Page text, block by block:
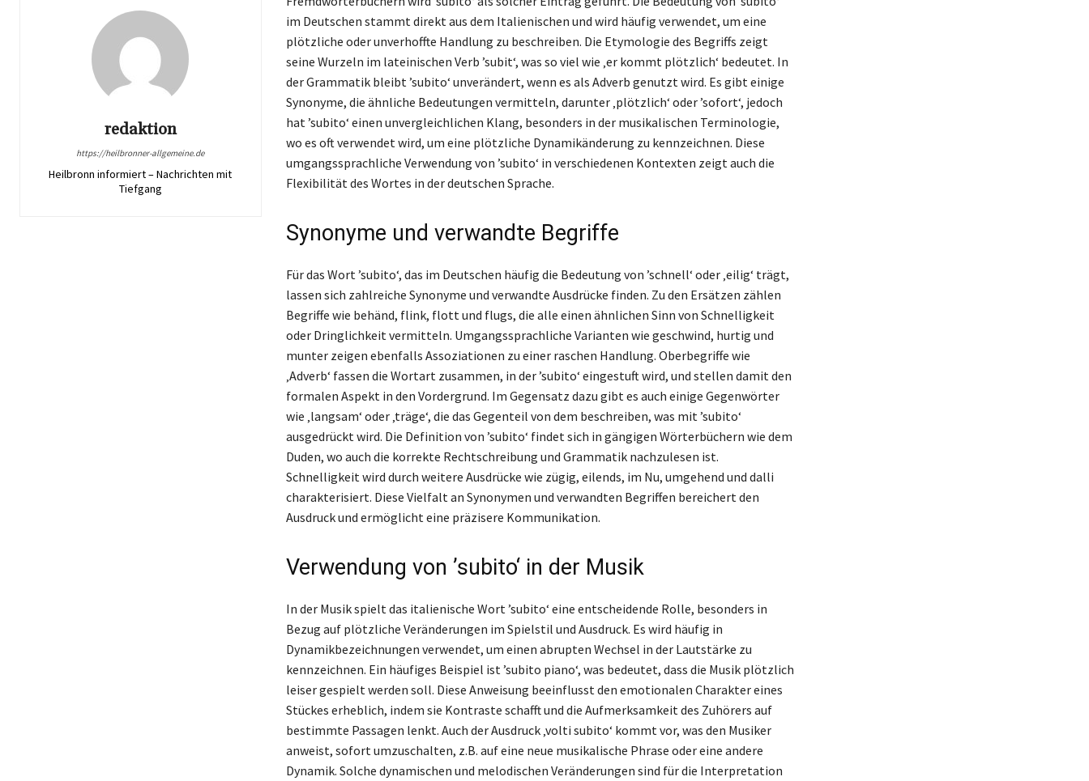
redaktion
https://heilbronner-allgemeine.de
Heilbronn informiert – Nachrichten mit
Tiefgang
im Deutschen stammt direkt aus dem Italienischen und wird häufig verwendet, um eine
plötzliche oder unverhoffte Handlung zu beschreiben. Die Etymologie des Begriffs zeigt
seine Wurzeln im lateinischen Verb ’subit‘, was so viel wie ‚er kommt plötzlich‘ bedeutet. In
der Grammatik bleibt ’subito‘ unverändert, wenn es als Adverb genutzt wird. Es gibt einige
Synonyme, die ähnliche Bedeutungen vermitteln, darunter ‚plötzlich‘ oder ’sofort‘, jedoch
hat ’subito‘ einen unvergleichlichen Klang, besonders in der musikalischen Terminologie,
wo es oft verwendet wird, um eine plötzliche Dynamikänderung zu kennzeichnen. Diese
umgangssprachliche Verwendung von ’subito‘ in verschiedenen Kontexten zeigt auch die
Flexibilität des Wortes in der deutschen Sprache.
Synonyme und verwandte Begriffe
Für das Wort ’subito‘, das im Deutschen häufig die Bedeutung von ’schnell‘ oder ‚eilig‘ trägt,
lassen sich zahlreiche Synonyme und verwandte Ausdrücke finden. Zu den Ersätzen zählen
Begriffe wie behänd, flink, flott und flugs, die alle einen ähnlichen Sinn von Schnelligkeit
oder Dringlichkeit vermitteln. Umgangssprachliche Varianten wie geschwind, hurtig und
munter zeigen ebenfalls Assoziationen zu einer raschen Handlung. Oberbegriffe wie
‚Adverb‘ fassen die Wortart zusammen, in der ’subito‘ eingestuft wird, und stellen damit den
formalen Aspekt in den Vordergrund. Im Gegensatz dazu gibt es auch einige Gegenwörter
wie ‚langsam‘ oder ‚träge‘, die das Gegenteil von dem beschreiben, was mit ’subito‘
ausgedrückt wird. Die Definition von ’subito‘ findet sich in gängigen Wörterbüchern wie dem
Duden, wo auch die korrekte Rechtschreibung und Grammatik nachzulesen ist.
Schnelligkeit wird durch weitere Ausdrücke wie zügig, eilends, im Nu, umgehend und dalli
charakterisiert. Diese Vielfalt an Synonymen und verwandten Begriffen bereichert den
Ausdruck und ermöglicht eine präzisere Kommunikation.
Verwendung von ’subito‘ in der Musik
In der Musik spielt das italienische Wort ’subito‘ eine entscheidende Rolle, besonders in
Bezug auf plötzliche Veränderungen im Spielstil und Ausdruck. Es wird häufig in
Dynamikbezeichnungen verwendet, um einen abrupten Wechsel in der Lautstärke zu
kennzeichnen. Ein häufiges Beispiel ist ’subito piano‘, was bedeutet, dass die Musik plötzlich
leiser gespielt werden soll. Diese Anweisung beeinflusst den emotionalen Charakter eines
Stückes erheblich, indem sie Kontraste schafft und die Aufmerksamkeit des Zuhörers auf
bestimmte Passagen lenkt. Auch der Ausdruck ‚volti subito‘ kommt vor, was den Musiker
anweist, sofort umzuschalten, z.B. auf eine neue musikalische Phrase oder eine andere
Dynamik. Solche dynamischen und melodischen Veränderungen sind für die Interpretation